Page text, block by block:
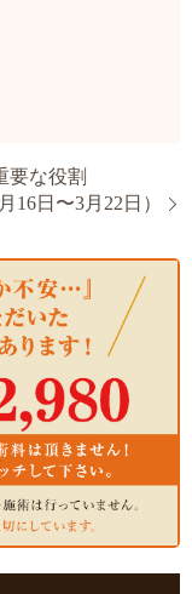
要な役割
16日〜3月22日）